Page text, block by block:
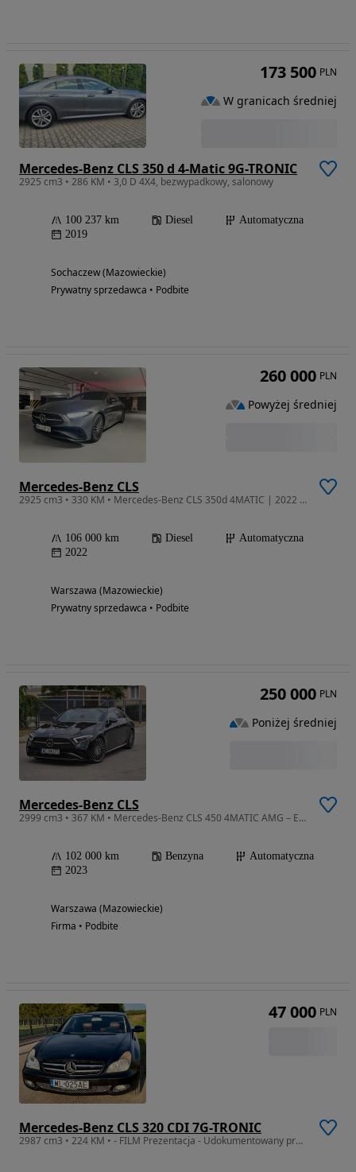
Mercedes-Benz CLS 350 d 4-Matic 9G-TRONIC
2925 cm3 • 286 KM • 3,0 D 4X4, bezwypadkowy, salonowy
100 237 km Diesel
Automatyczna
2019
Sochaczew (Mazowieckie)
Prywatny sprzedawca • Podbite
173 500 PLN
W granicach średniej
Mercedes-Benz CLS
2925 cm3 • 330 KM • Mercedes-Benz CLS 350d 4MATIC | 2022 | 3.0 Diesel | 105 000 km
106 000 km Diesel
Automatyczna
2022
Warszawa (Mazowieckie)
Prywatny sprzedawca • Podbite
260 000 PLN
Powyżej średniej
Mercedes-Benz CLS
2999 cm3 • 367 KM • Mercedes-Benz CLS 450 4MATIC AMG – Emerald Green Metallic
102 000 km Benzyna
Automatyczna
2023
Warszawa (Mazowieckie)
Firma • Podbite
250 000 PLN
Poniżej średniej
Mercedes-Benz CLS 320 CDI 7G-TRONIC
2987 cm3 • 224 KM • - FILM Prezentacja - Udokumentowany przebieg 320 CDI
47 000 PLN